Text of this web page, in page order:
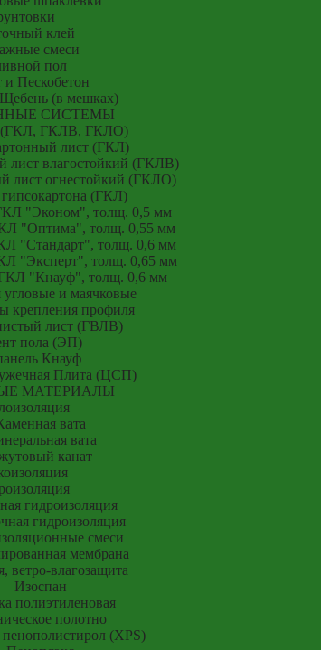
клей
смеси
пол
и Пескобетон
(в мешках)
СИСТЕМЫ
(ГКЛ, ГКЛВ, ГКЛО)
лист (ГКЛ)
лист влагостойкий (ГКЛВ)
лист огнестойкий (ГКЛО)
(ГКЛ)
"Эконом", толщ. 0,5 мм
"Оптима", толщ. 0,55 мм
"Стандарт", толщ. 0,6 мм
"Эксперт", толщ. 0,65 мм
"Кнауф", толщ. 0,6 мм
и маячковые
крепления профиля
лист (ГВЛВ)
пола (ЭП)
Кнауф
Плита (ЦСП)
МАТЕРИАЛЫ
вата
вата
канат
гидроизоляция
гидроизоляция
смеси
мембрана
ветро-влагозащита
Изоспан
полиэтиленовая
полотно
(XPS)